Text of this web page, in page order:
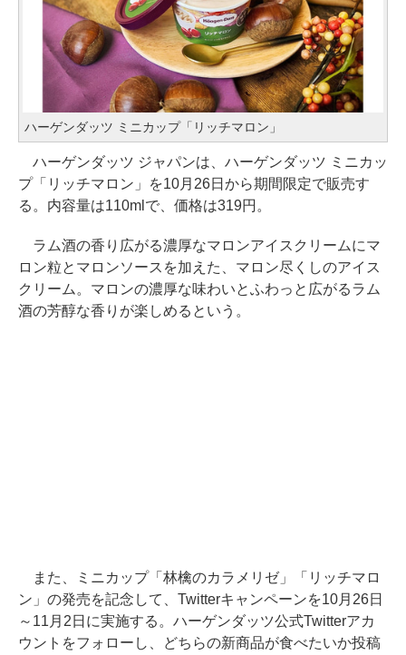
ハーゲンダッツ ミニカップ「リッチマロン」
ハーゲンダッツ ジャパンは、ハーゲンダッツ ミニカッ
プ「リッチマロン」を10月26日から期間限定で販売す
る。内容量は110mlで、価格は319円。
ラム酒の香り広がる濃厚なマロンアイスクリームにマ
ロン粒とマロンソースを加えた、マロン尽くしのアイス
クリーム。マロンの濃厚な味わいとふわっと広がるラム
酒の芳醇な香りが楽しめるという。
また、ミニカップ「林檎のカラメリゼ」「リッチマロ
ン」の発売を記念して、Twitterキャンペーンを10月26日
～11月2日に実施する。ハーゲンダッツ公式Twitterアカ
ウントをフォローし、どちらの新商品が食べたいか投稿